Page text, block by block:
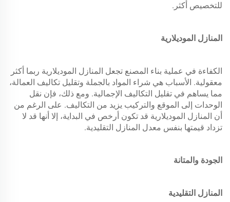
للتخصيص أكثر.
المنازل الموديلارية
الكفاءة في عملية بناء المصنع تجعل المنازل الموديلارية ربما أكثر
معقولية. الأسباب هي شراء المواد بالجملة وتقليل تكاليف العمالة،
مما يساهم في تقليل التكاليف الإجمالية. ومع ذلك، فإن نقل
الوحدات إلى الموقع والتركيب يزيد من التكاليف. على الرغم من
أن المنازل الموديلارية قد تكون أرخص في البداية، إلا أنها قد لا
تزداد قيمتها بنفس معدل المنازل التقليدية.
الجودة والمتانة
المنازل التقليدية